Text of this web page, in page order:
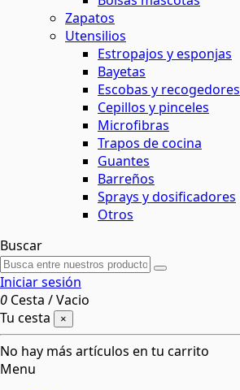
Zapatos
Utensilios
Estropajos y esponjas
Bayetas
Escobas y recogedores
Cepillos y pinceles
Microfibras
Trapos de cocina
Guantes
Barreños
Sprays y dosificadores
Otros
Buscar
Iniciar sesión
0 Cesta /Vacio
Tu cesta
×
No hay más artículos en tu carrito
Menu